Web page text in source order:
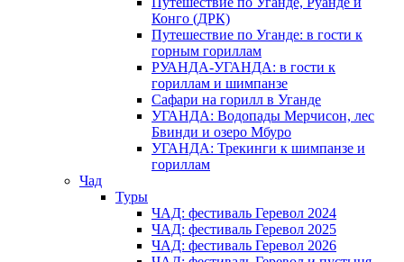
Конго (ДРК)
Путешествие по Уганде: в гости к
горным гориллам
РУАНДА-УГАНДА: в гости к
гориллам и шимпанзе
Сафари на горилл в Уганде
УГАНДА: Водопады Мерчисон, лес
Бвинди и озеро Мбуро
УГАНДА: Трекинги к шимпанзе и
гориллам
Чад
Туры
ЧАД: фестиваль Геревол 2024
ЧАД: фестиваль Геревол 2025
ЧАД: фестиваль Геревол 2026